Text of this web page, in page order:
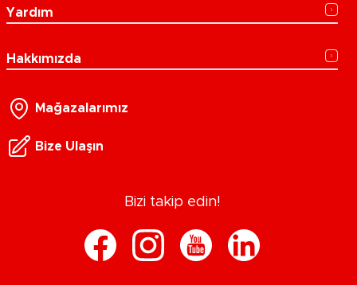
Yardım
Hakkımızda
Mağazalarımız
Bize Ulaşın
Bizi takip edin!